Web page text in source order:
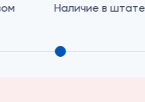
Наличие в